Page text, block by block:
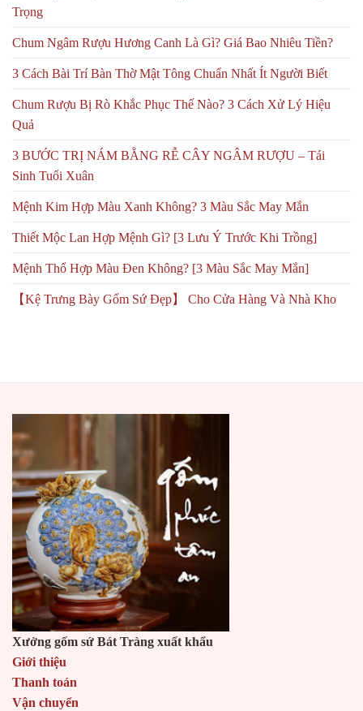
Trọng
Chum Ngâm Rượu Hương Canh Là Gì? Giá Bao Nhiêu Tiền?
3 Cách Bài Trí Bàn Thờ Mật Tông Chuẩn Nhất Ít Người Biết
Chum Rượu Bị Rò Khắc Phục Thế Nào? 3 Cách Xử Lý Hiệu
Quả
3 BƯỚC TRỊ NÁM BẰNG RỄ CÂY NGÂM RƯỢU – Tái
Sinh Tuổi Xuân
Mệnh Kim Hợp Màu Xanh Không? 3 Màu Sắc May Mắn
Thiết Mộc Lan Hợp Mệnh Gì? [3 Lưu Ý Trước Khi Trồng]
Mệnh Thổ Hợp Màu Đen Không? [3 Màu Sắc May Mắn]
【Kệ Trưng Bày Gốm Sứ Đẹp】 Cho Cửa Hàng Và Nhà Kho
Xưởng gốm sứ Bát Tràng xuất khẩu
Giới thiệu
Thanh toán
Vận chuyển